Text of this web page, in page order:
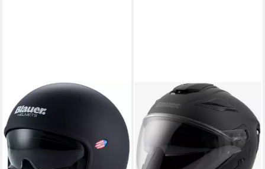
BLAUER
Motorradhelm Pilot 1.1 Mono
151,80 €
-27%